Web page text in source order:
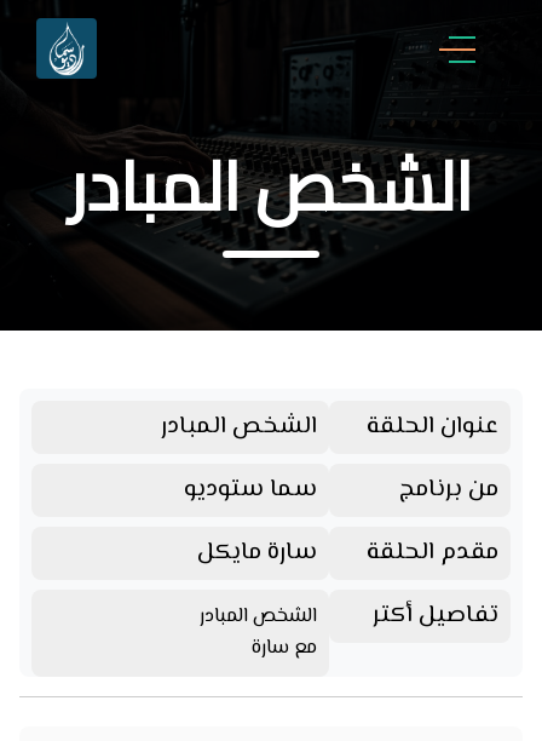
الشخص المبادر
عنوان الحلقة
الشخص المبادر
من برنامج
سما ستوديو
مقدم الحلقة
سارة مايكل
تفاصيل أكتر
الشخص المبادر
مع سارة